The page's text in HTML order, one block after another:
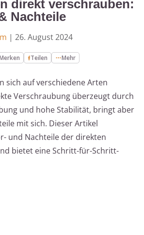
direkt verschrauben:
Nachteile
| 26. August 2024
Teilen Mehr
sich auf verschiedene Arten
Verschraubung überzeugt durch
und hohe Stabilität, bringt aber
mit sich. Dieser Artikel
und Nachteile der direkten
bietet eine Schritt-für-Schritt-